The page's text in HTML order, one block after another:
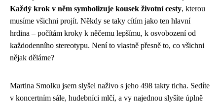
Každý krok v něm symbolizuje kousek životní cesty, kterou
musíme všichni projít. Někdy se taky cítím jako ten hlavní
hrdina – počítám kroky k něčemu lepšímu, k osvobození od
každodenního stereotypu. Není to vlastně přesně to, co všichni
nějak děláme?
Martina Smolku jsem slyšel naživo s jeho 498 takty ticha. Sedíte
v koncertním sále, hudebníci mlčí, a vy najednou slyšíte úplně